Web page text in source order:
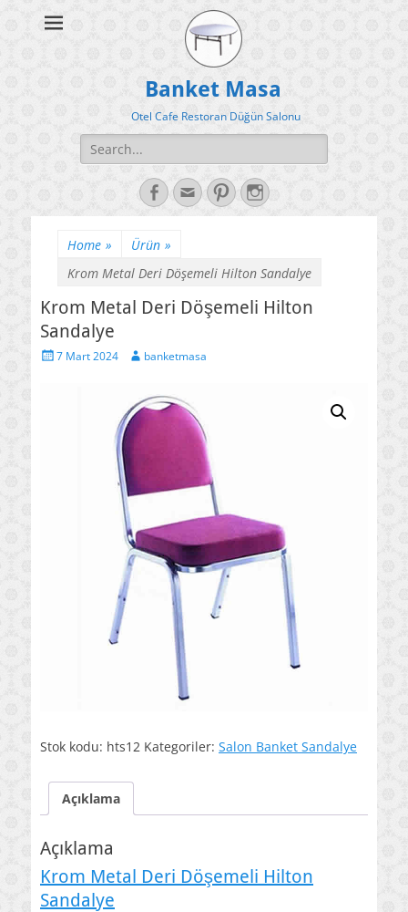
Banket Masa
Otel Cafe Restoran Düğün Salonu
Search
for:
Facebook
EmailPinterestInstagram
Home » Ürün »
Krom Metal Deri Döşemeli Hilton Sandalye
Krom Metal Deri Döşemeli Hilton
Sandalye
Posted7 Mart 2024 Authorbanketmasa
Stok kodu: hts12 Kategoriler: Salon Banket Sandalye
Açıklama
Açıklama
Krom Metal Deri Döşemeli Hilton
Sandalye